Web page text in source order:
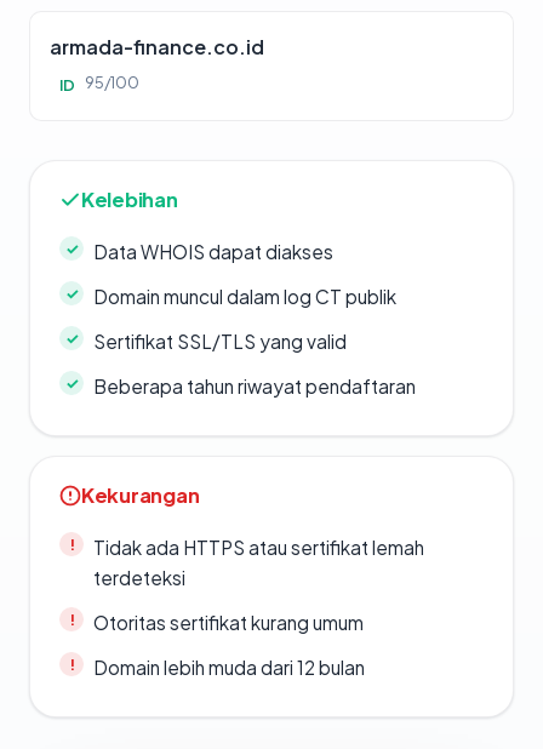
armada-finance.co.id
ID 95/100
Kelebihan
Data WHOIS dapat diakses
Domain muncul dalam log CT publik
Sertifikat SSL/TLS yang valid
Beberapa tahun riwayat pendaftaran
Kekurangan
Tidak ada HTTPS atau sertifikat lemah
terdeteksi
Otoritas sertifikat kurang umum
Domain lebih muda dari 12 bulan